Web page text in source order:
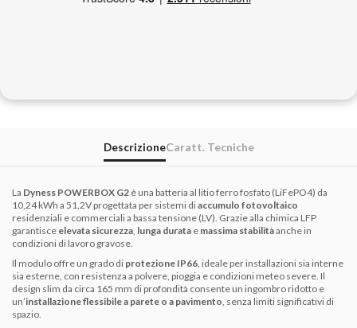
DescrizioneCaratt. Tecniche
La Dyness POWERBOX G2 è una batteria al litio ferro fosfato (LiFePO4) da
10,24 kWh a 51,2V progettata per sistemi diaccumulo fotovoltaico
residenziali e commerciali a bassa tensione (LV). Grazie alla chimica LFP
garantisce elevata sicurezza lunga durata e massima stabilitàanche in
condizioni di lavoro gravose.
Il modulo offre un grado di protezione IP66, ideale per installazioni sia interne
sia esterne, con resistenza a polvere, pioggia e condizioni meteo severe. Il
design slim da circa 165 mm di profondità consente un ingombro ridotto e
un’installazione flessibile a parete o a pavimento, senza limiti significativi di
spazio.